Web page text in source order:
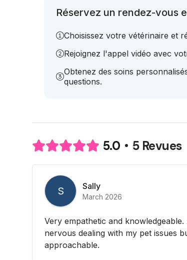
Réservez un rendez-vous
Choisissez votre vétérinaire et
Rejoignez l'appel vidéo avec
Obtenez des soins
questions.
5.0 5 Revues
S Sally
March 2026
Very empathetic and
nervous dealing with my pet issues
approachable.